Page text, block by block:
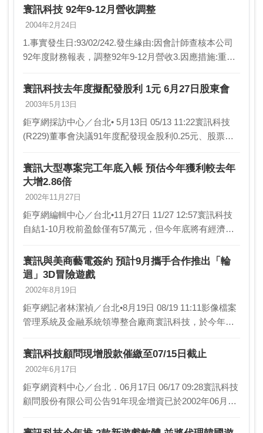
股票２７，１９２，１３０股在證券商營業處所買賣。
依據：…
寰訊科技 92年9-12月營收調整
2004年2月24日
1.事實發生日:93/02/242.發生緣由:因會計師查核本公司
92年度財務報表，調整92年9-12月營收3.因應措施:重新
明A.調整營收部…
寰訊科技去年度擬配發股利 1元 6月27日股東會
2003年5月13日
鉅亨網採訪中心／台北• 5月13日 05/13 11:22寰訊科技
(R229)董事會決議91年度配發現金股利0.25元、股票股
發股利 1…
寰訊大型專案完工年底入帳 預估今年獲利較去年
大增2.86倍
2002年11月27日
鉅亨網編輯中心／台北•11月27日 11/27 12:57寰訊科技
自結1-10月稅前盈餘僅有57萬元，但今年底將有經濟部
帳，因此，該公司今年稅前盈餘應…
寰訊與美商藝電簽約 預計9月攜手合作推出「輪
迴」3D冒險遊戲
2002年8月19日
鉅亨網記者林潔禎／台北•8月19日 08/19 11:11影像檔案
管理系統及金融系統領導整合廠商寰訊科技，於今年研
UNKNOWN，並已於日前與美商藝…
寰訊科技顧問現增股款催繳至07/15日截止
2002年6月17日
鉅亨網資料中心／台北．06月17日 06/17 09:28寰訊科技
顧問股份有限公司公告91年現金增資已於2002年06月14
第 266條第03項準用第…